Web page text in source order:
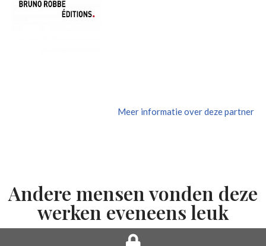
Meer informatie over deze partner
Andere mensen vonden deze
werken eveneens leuk